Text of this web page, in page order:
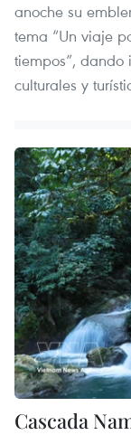
anoche su
tema “Un viaje
tiempos”,
culturales y
Cascada